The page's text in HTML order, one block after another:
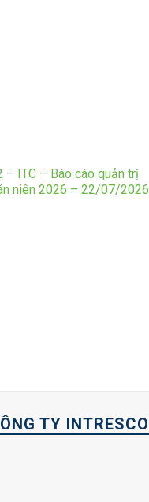
– ITC – Báo cáo quản trị
niên 2026 – 22/07/2026
TY INTRESCO